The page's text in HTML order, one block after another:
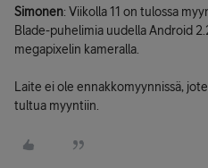
Simonen: Viikolla 11 on tulossa
Blade-puhelimia uudella Android
megapixelin kameralla.
Laite ei ole ennakkomyynnissä,
tultua myyntiin.